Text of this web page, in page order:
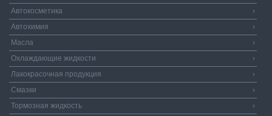
Автокосметика
›
Автохимия
›
Масла
›
Охлаждающие жидкости
›
Лакокрасочная продукция
›
Смазки
›
Тормозная жидкость
›